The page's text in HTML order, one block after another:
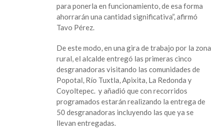
para ponerla en funcionamiento, de esa forma
ahorrarán una cantidad significativa”, afirmó
Tavo Pérez.
De este modo, en una gira de trabajo por la zona
rural, el alcalde entregó las primeras cinco
desgranadoras visitando las comunidades de
Popotal, Río Tuxtla, Apixita, La Redonda y
Coyoltepec. y añadió que con recorridos
programados estarán realizando la entrega de
50 desgranadoras incluyendo las que ya se
llevan entregadas.